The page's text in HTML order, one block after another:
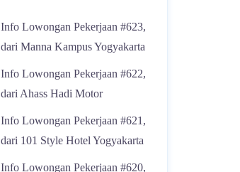
Info Lowongan Pekerjaan #623,
dari Manna Kampus Yogyakarta
Info Lowongan Pekerjaan #622,
dari Ahass Hadi Motor
Info Lowongan Pekerjaan #621,
dari 101 Style Hotel Yogyakarta
Info Lowongan Pekerjaan #620,